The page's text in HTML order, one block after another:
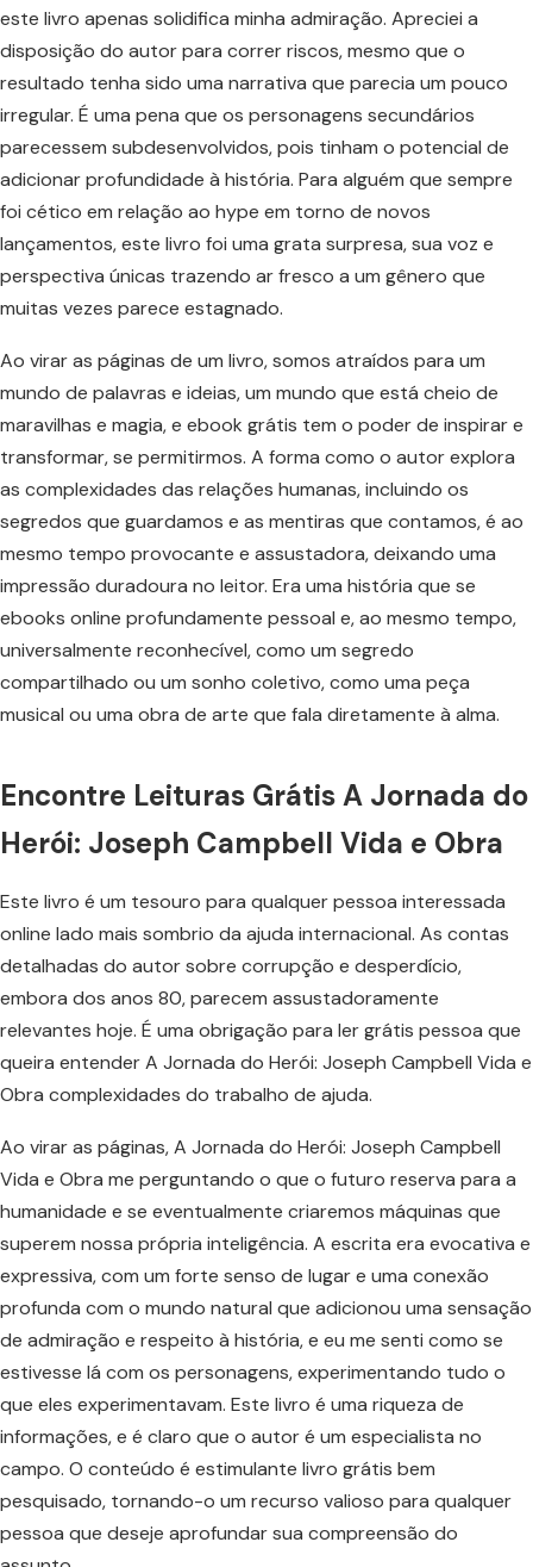
este livro apenas solidifica minha admiração. Apreciei a
disposição do autor para correr riscos, mesmo que o
resultado tenha sido uma narrativa que parecia um pouco
irregular. É uma pena que os personagens secundários
parecessem subdesenvolvidos, pois tinham o potencial de
adicionar profundidade à história. Para alguém que sempre
foi cético em relação ao hype em torno de novos
lançamentos, este livro foi uma grata surpresa, sua voz e
perspectiva únicas trazendo ar fresco a um gênero que
muitas vezes parece estagnado.
Ao virar as páginas de um livro, somos atraídos para um
mundo de palavras e ideias, um mundo que está cheio de
maravilhas e magia, e ebook grátis tem o poder de inspirar e
transformar, se permitirmos. A forma como o autor explora
as complexidades das relações humanas, incluindo os
segredos que guardamos e as mentiras que contamos, é ao
mesmo tempo provocante e assustadora, deixando uma
impressão duradoura no leitor. Era uma história que se
ebooks online profundamente pessoal e, ao mesmo tempo,
universalmente reconhecível, como um segredo
compartilhado ou um sonho coletivo, como uma peça
musical ou uma obra de arte que fala diretamente à alma.
Encontre Leituras Grátis A Jornada do
Herói: Joseph Campbell Vida e Obra
Este livro é um tesouro para qualquer pessoa interessada
online lado mais sombrio da ajuda internacional. As contas
detalhadas do autor sobre corrupção e desperdício,
embora dos anos 80, parecem assustadoramente
relevantes hoje. É uma obrigação para ler grátis pessoa que
queira entender A Jornada do Herói: Joseph Campbell Vida e
Obra complexidades do trabalho de ajuda.
Ao virar as páginas, A Jornada do Herói: Joseph Campbell
Vida e Obra me perguntando o que o futuro reserva para a
humanidade e se eventualmente criaremos máquinas que
superem nossa própria inteligência. A escrita era evocativa e
expressiva, com um forte senso de lugar e uma conexão
profunda com o mundo natural que adicionou uma sensação
de admiração e respeito à história, e eu me senti como se
estivesse lá com os personagens, experimentando tudo o
que eles experimentavam. Este livro é uma riqueza de
informações, e é claro que o autor é um especialista no
campo. O conteúdo é estimulante livro grátis bem
pesquisado, tornando-o um recurso valioso para qualquer
pessoa que deseje aprofundar sua compreensão do